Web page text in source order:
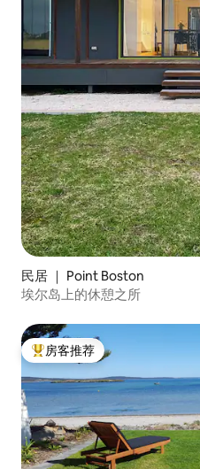
民居 ｜ Point Boston
埃尔岛上的休憩之所
热门「房客推荐」
房客推荐